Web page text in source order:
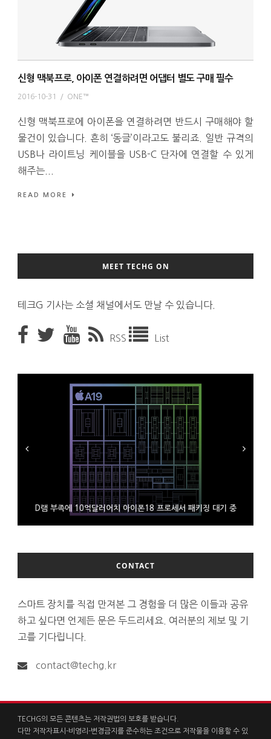
신형 맥북프로, 아이폰 연결하려면 어댑터 별도 구매 필수
2016-10-31 / ONE™
신형 맥북프로에 아이폰을 연결하려면 반드시 구매해야 할
물건이 있습니다. 흔히 ‘동글’이라고도 불리죠. 일반 규격의
USB나 라이트닝 케이블을 USB-C 단자에 연결할 수 있게
해주는...
READ MORE
MEET TECHG ON
테크G 기사는 소셜 채널에서도 만날 수 있습니다.
RSS List
D램 부족에 10억달러어치 아이폰18 프로세서 패키징 대기 중
300~400달러 반지형 스피커 준비하는 오픈AI
조용히 스팀 프레임 검증 요구사항 바꾼 밸브
CONTACT
스마트 장치를 직접 만져본 그 경험을 더 많은 이들과 공유
하고 싶다면 언제든 문은 두드리세요. 여러분의 제보 및 기
고를 기다립니다.
contact@techg.kr
TECHG의 모든 콘텐츠는 저작권법의 보호를 받습니다.
다만 저작자표시-비영리-변경금지를 준수하는 조건으로 저작물을 이용할 수 있